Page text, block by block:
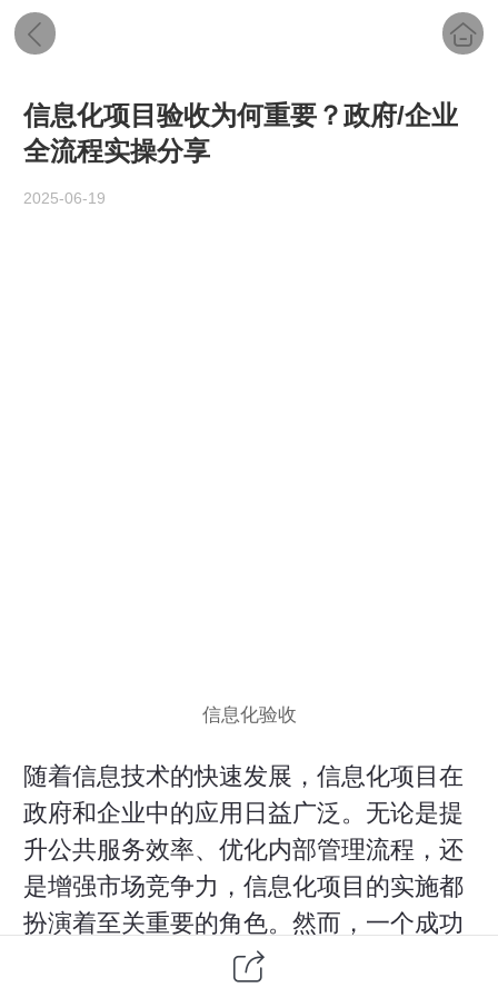
信息化项目验收为何重要？政府/企业
全流程实操分享
2025-06-19
信息化验收
随着信息技术的快速发展，信息化项目在
政府和企业中的应用日益广泛。无论是提
升公共服务效率、优化内部管理流程，还
是增强市场竞争力，信息化项目的实施都
扮演着至关重要的角色。然而，一个成功
的信息化项目不仅仅在于其开发与部署阶